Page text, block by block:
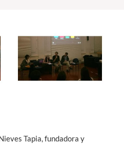
Tapia, fundadora y